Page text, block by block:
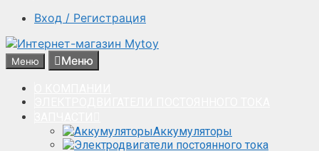
Вход / Регистрация
Меню Меню
Аккумуляторы